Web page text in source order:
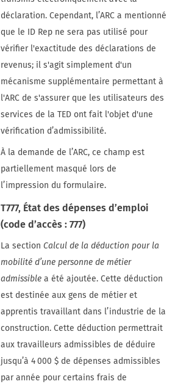
déclaration. Cependant, l’ARC a mentionné
que le ID Rep ne sera pas utilisé pour
vérifier l'exactitude des déclarations de
revenus; il s'agit simplement d'un
mécanisme supplémentaire permettant à
l'ARC de s'assurer que les utilisateurs des
services de la TED ont fait l'objet d'une
vérification d’admissibilité.
À la demande de l’ARC, ce champ est
partiellement masqué lors de
l’impression du formulaire.
T777, État des dépenses d’emploi
(code d’accès : 777)
La section Calcul de la déduction pour la
mobilité d’une personne de métier
admissible a été ajoutée. Cette déduction
est destinée aux gens de métier et
apprentis travaillant dans l’industrie de la
construction. Cette déduction permettrait
aux travailleurs admissibles de déduire
jusqu’à 4 000 $ de dépenses admissibles
par année pour certains frais de